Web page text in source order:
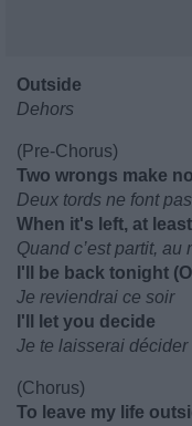
Outside
Dehors
(Pre-Chorus)
Two wrongs make
Deux tords ne font
When it's left, at
Quand c’est partit,
I'll be back tonight
Je reviendrai ce soir
I'll let you decide
Je te laisserai décider
(Chorus)
To leave my life